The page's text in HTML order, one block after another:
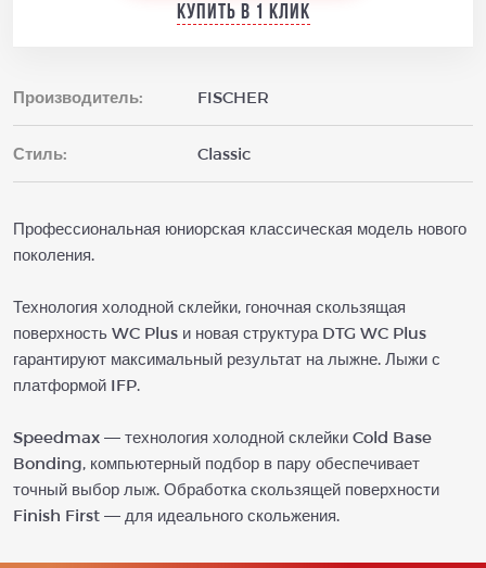
Купить в 1 клик
Производитель: FISCHER
Стиль: Classic
Профессиональная юниорская классическая модель нового
поколения.
Технология холодной склейки, гоночная скользящая
поверхность WC Plus и новая структура DTG WC Plus
гарантируют максимальный результат на лыжне. Лыжи с
платформой IFP.
Speedmax — технология холодной склейки Cold Base
Bonding, компьютерный подбор в пару обеспечивает
точный выбор лыж. Обработка скользящей поверхности
Finish First — для идеального скольжения.